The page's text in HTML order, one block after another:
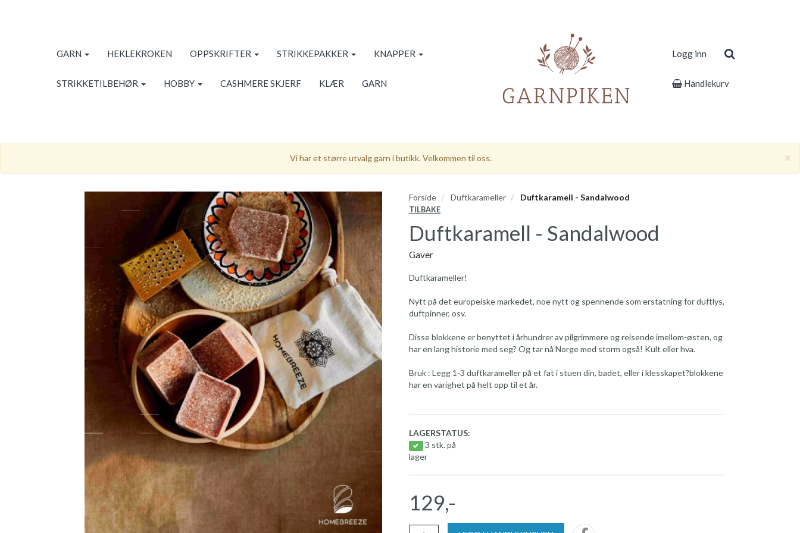
GARN HEKLEKROKEN OPPSKRIFTER STRIKKEPAKKER KNAPPER
STRIKKETILBEHØR HOBBY CASHMERE SKJERF KLÆR GARN
Logg inn
Handlekurv
×
Vi har et større utvalg garn i butikk. Velkommen til oss.
Forside Duftkarameller Duftkaramell - Sandalwood
TILBAKE
Duftkaramell - Sandalwood
Gaver
Duftkarameller!
Nytt på det europeiske markedet, noe nytt og spennende som erstatning for duftlys,
duftpinner, osv.
Disse blokkene er benyttet i århundrer av pilgrimmere og reisende imellom-østen, og
har en lang historie med seg? Og tar nå Norge med storm også! Kult eller hva.
Bruk : Legg 1-3 duftkarameller på et fat i stuen din, badet, eller i klesskapet?blokkene
har en varighet på helt opp til et år.
LAGERSTATUS:
3 stk. på
lager
129,-